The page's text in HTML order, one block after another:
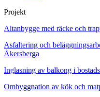
Projekt
Altanbygge med räcke och
Asfaltering och
Åkersberga
Inglasning av balkong i
Ombyggnation av kök och